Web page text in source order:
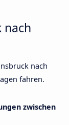
nach
nach
fahren.
zwischen